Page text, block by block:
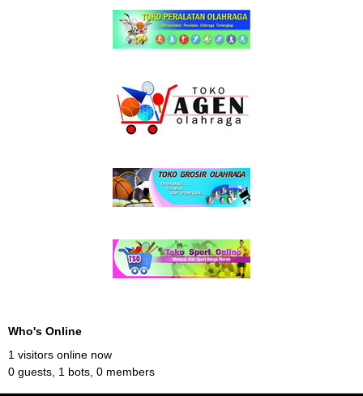
Who's Online
1 visitors online now
0 guests, 1 bots, 0 members